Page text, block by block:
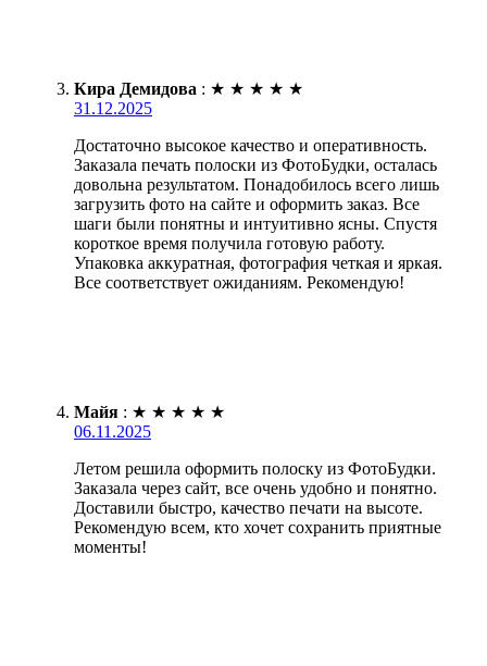
Кира Демидова : ★ ★ ★ ★ ★
31.12.2025
Достаточно высокое качество и оперативность.
Заказала печать полоски из ФотоБудки, осталась
довольна результатом. Понадобилось всего лишь
загрузить фото на сайте и оформить заказ. Все
шаги были понятны и интуитивно ясны. Спустя
короткое время получила готовую работу.
Упаковка аккуратная, фотография четкая и яркая.
Все соответствует ожиданиям. Рекомендую!
Майя : ★ ★ ★ ★ ★
06.11.2025
Летом решила оформить полоску из ФотоБудки.
Заказала через сайт, все очень удобно и понятно.
Доставили быстро, качество печати на высоте.
Рекомендую всем, кто хочет сохранить приятные
моменты!